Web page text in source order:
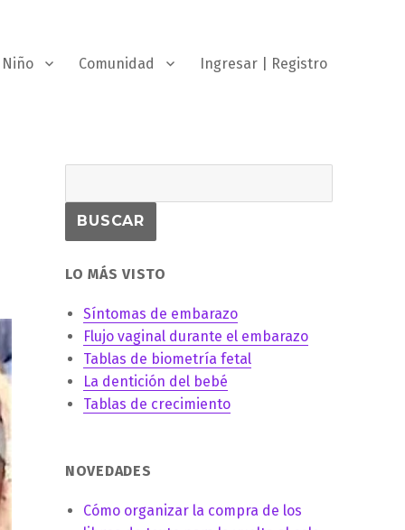
Niño Comunidad Ingresar | Registro
LO MÁS VISTO
Síntomas de embarazo
Flujo vaginal durante el embarazo
Tablas de biometría fetal
La dentición del bebé
Tablas de crecimiento
NOVEDADES
Cómo organizar la compra de los